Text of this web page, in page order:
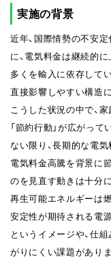
実施の背景
近年、国際情勢の不安
に、電気料金は継続的
多くを輸入に依存して
直接影響しやすい構造に
こうした状況の中で、
「節約行動」が広がっ
ない限り、長期的な電
電気料金高騰を背景に
のを見直す動きは十分
再生可能エネルギーは
安定性が期待される電
というイメージや、仕
がりにくい課題があり